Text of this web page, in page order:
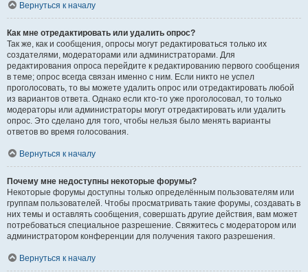
Вернуться к началу
Как мне отредактировать или удалить опрос?
Так же, как и сообщения, опросы могут редактироваться только их
создателями, модераторами или администраторами. Для
редактирования опроса перейдите к редактированию первого сообщения
в теме; опрос всегда связан именно с ним. Если никто не успел
проголосовать, то вы можете удалить опрос или отредактировать любой
из вариантов ответа. Однако если кто-то уже проголосовал, то только
модераторы или администраторы могут отредактировать или удалить
опрос. Это сделано для того, чтобы нельзя было менять варианты
ответов во время голосования.
Вернуться к началу
Почему мне недоступны некоторые форумы?
Некоторые форумы доступны только определённым пользователям или
группам пользователей. Чтобы просматривать такие форумы, создавать в
них темы и оставлять сообщения, совершать другие действия, вам может
потребоваться специальное разрешение. Свяжитесь с модератором или
администратором конференции для получения такого разрешения.
Вернуться к началу